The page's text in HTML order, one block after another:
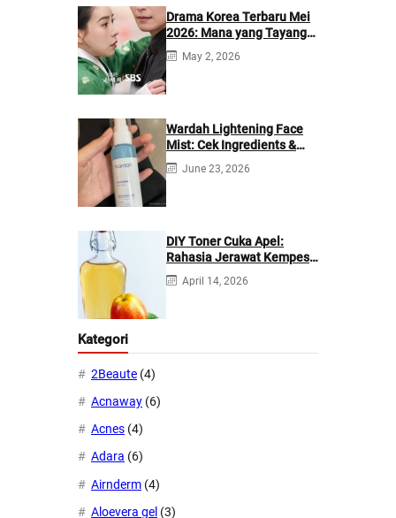
Drama Korea Terbaru Mei
2026: Mana yang Tayang
di Netflix?
May 2, 2026
Wardah Lightening Face
Mist: Cek Ingredients &
Manfaatnya
June 23, 2026
DIY Toner Cuka Apel:
Rahasia Jerawat Kempes
dalam 2 Hari!
April 14, 2026
Kategori
2Beaute (4)
Acnaway (6)
Acnes (4)
Adara (6)
Airnderm (4)
Aloevera gel (3)